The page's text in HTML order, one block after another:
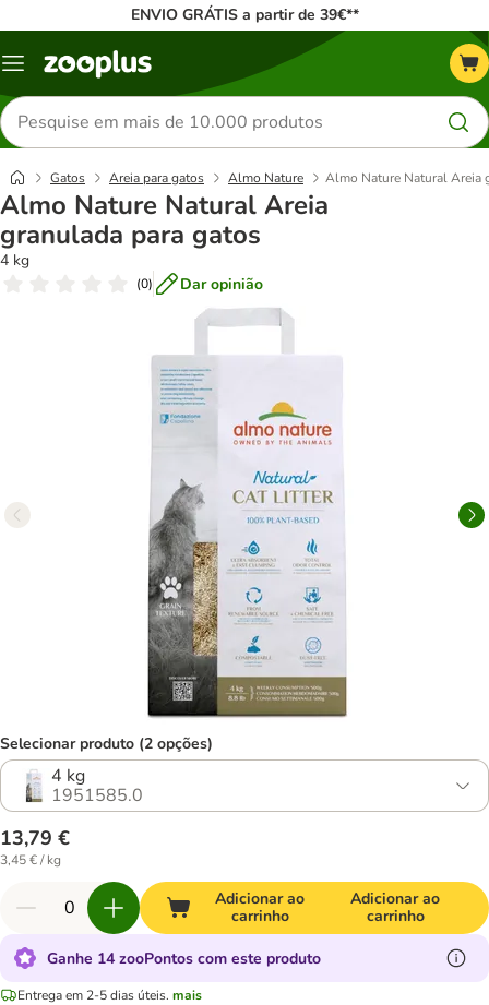
ENVIO GRÁTIS a partir de 39€**
Menu
Pesquisar
produtos
Gatos Areia para gatos Almo Nature Almo Nature Natural Areia
Almo Nature Natural Areia
granulada para gatos
4 kg
(0) Dar opinião
Selecionar produto (2 opções)
4 kg
1951585.0
13,79 €
3,45 € / kg
Adicionar ao
carrinho
Adicionar ao
carrinho
Ganhe 14 zooPontos com este produto
Entrega em 2-5 dias úteis. mais